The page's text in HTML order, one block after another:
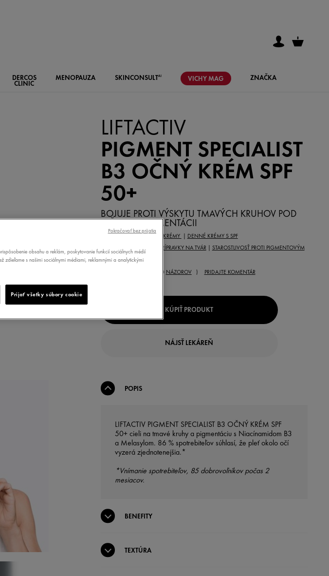
DERCOS
CLINIC
MENOPAUZA SKINCONSULTAI VICHYMAG ZNAČKA
LIFTACTIV
PIGMENT SPECIALIST
B3 OČNÝ KRÉM SPF
50+
BOJUJE PROTI VÝSKYTU TMAVÝCH KRUHOV POD
OČAMI A PIGMENTÁCII
TYP PRÍPRAVKU: OČNÉ KRÉMY | DENNÉ KRÉMY S SPF
POTREBA:
ŠPECIFICKÉ PRÍPRAVKY NA TVÁR| STAROSTLIVOSŤ PROTI PIGMENTOVÝM
ŠKVRNÁM
( 0 NÁZOROV) PRIDAJTE KOMENTÁR
KÚPIŤ PRODUKT
NÁJSŤ LEKÁREŇ
POPIS
LIFTACTIV PIGMENT SPECIALIST B3 OČNÝ KRÉM SPF
50+ cieli na tmavé kruhy a pigmentáciu s Niacínamidom B3
a Melasylom. 86 % spotrebiteľov súhlasí, že pleť okolo očí
vyzerá zjednotenejšia.*
*Vnímanie spotrebiteľov, 85 dobrovoľníkov počas 2
mesiacov.
BENEFITY
TEXTÚRA
obsahu a reklám, poskytovanie funkcií sociálnych médií
zdieľame s našimi sociálnymi médiami, reklamnými a analytickými
Prijať všetky súbory cookie
Pokračovať bez prijatia